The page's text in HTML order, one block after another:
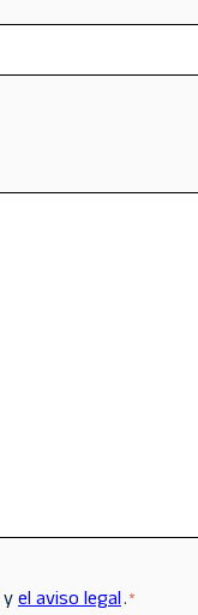
yel aviso legal.*